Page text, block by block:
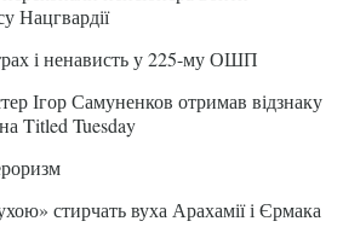
Нацгвардії
і ненависть у 225-му ОШП
Ігор Самуненков отримав відзнаку
Titled Tuesday
стирчать вуха Арахамії і Єрмака